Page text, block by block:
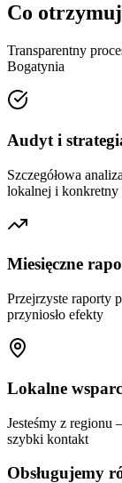
Co
Transparentny
Bogatynia
Audyt i
Szczegółowa
lokalnej i konkretny
Miesięczne
Przejrzyste raporty
przyniosło efekty
Lokalne
Jesteśmy z regionu
szybki kontakt
Obsługujemy